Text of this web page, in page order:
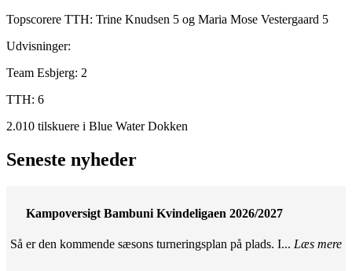
Topscorere TTH: Trine Knudsen 5 og Maria Mose Vestergaard 5
Udvisninger:
Team Esbjerg: 2
TTH: 6
2.010 tilskuere i Blue Water Dokken
Seneste nyheder
Kampoversigt Bambuni Kvindeligaen 2026/2027
Så er den kommende sæsons turneringsplan på plads. I... Læs mere